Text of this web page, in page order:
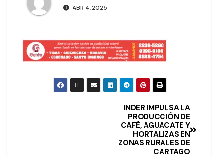
ABR 4, 2025
INDER IMPULSA LA
PRODUCCIÓN DE
CAFÉ, AGUACATE Y
HORTALIZAS EN
ZONAS RURALES DE
CARTAGO